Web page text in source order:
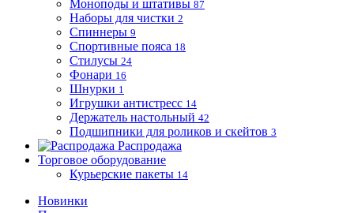
Моноподы и штативы 87
Наборы для чистки 2
Спиннеры 9
Спортивные пояса 18
Стилусы 24
Фонари 16
Шнурки 1
Игрушки антистресс 14
Держатель настольный 42
Подшипники для роликов и скейтов 3
Распродажа
Торговое оборудование
Курьерские пакеты 14
Новинки